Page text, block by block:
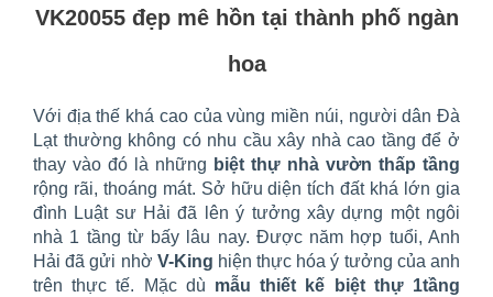
VK20055 đẹp mê hồn tại thành phố ngàn
hoa
Với địa thế khá cao của vùng miền núi, người dân Đà
Lạt thường không có nhu cầu xây nhà cao tầng để ở
thay vào đó là những biệt thự nhà vườn thấp tầng
rộng rãi, thoáng mát. Sở hữu diện tích đất khá lớn gia
đình Luật sư Hải đã lên ý tưởng xây dựng một ngôi
nhà 1 tầng từ bấy lâu nay. Được năm hợp tuổi, Anh
Hải đã gửi nhờ V-King hiện thực hóa ý tưởng của anh
trên thực tế. Mặc dù mẫu thiết kế
biệt thự 1tầng